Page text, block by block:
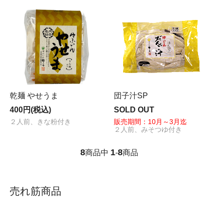
乾麺 やせうま
400円(税込)
２人前、きな粉付き
団子汁SP
SOLD OUT
販売期間：10月～3月迄
２人前、みそつゆ付き
8商品中 1-8商品
売れ筋商品